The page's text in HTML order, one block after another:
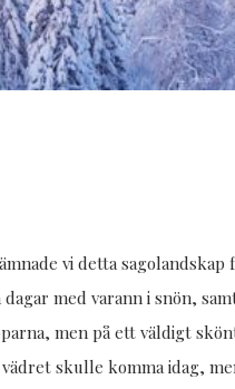
vi detta
med varann i snön,
men på ett väldigt
skulle komma idag,